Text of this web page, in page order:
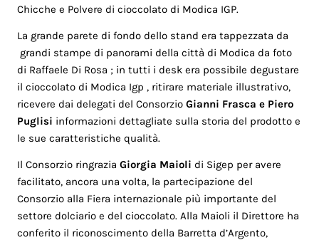
Chicche e Polvere di cioccolato di Modica IGP.
La grande parete di fondo dello stand era tappezzata da
grandi stampe di panorami della città di Modica da foto
di Raffaele Di Rosa ; in tutti i desk era possibile degustare
il cioccolato di Modica Igp , ritirare materiale illustrativo,
ricevere dai delegati del ConsorzioGianni Frasca e Piero
Puglisi informazioni dettagliate sulla storia del prodotto e
le sue caratteristiche qualità.
Il Consorzio ringraziaGiorgia Maioli di Sigep per avere
facilitato, ancora una volta, la partecipazione del
Consorzio alla Fiera internazionale più importante del
settore dolciario e del cioccolato. Alla Maioli il Direttore ha
conferito il riconoscimento della Barretta d’Argento,